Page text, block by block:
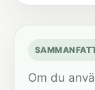
Om du